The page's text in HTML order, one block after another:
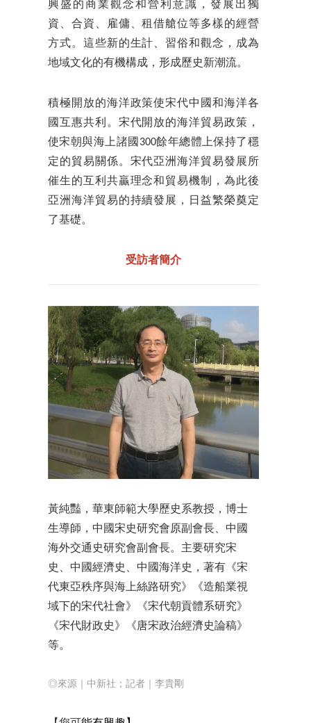
興盛的商業觀念和營利意識，發展出獨
資、合資、雇傭、租借艙位等多樣的經營
方式。這些新的生計、習俗和觀念，成為
地域文化的有機構成，形成歷史新潮流。
積極開放的海洋政策使宋代中國和海洋各
國互惠共利。宋代開放的海洋貿易政策，
使宋朝與海上諸國300餘年總體上保持了穩
定的貿易關係。宋代亞洲海洋貿易發展所
催生的互利共贏理念和貿易機制，為此後
亞洲海洋貿易的持續發展，日益繁榮奠定
了基礎。
受訪者簡介
黃純豔，華東師範大學歷史系教授，博士
生導師，中國宋史研究會原副會長、中國
海外交通史研究會副會長。主要研究宋
史、中國經濟史、中國海洋史，著有《宋
代東亞秩序與海上絲路研究》《造船業視
域下的宋代社會》《宋代朝貢體系研究》
《宋代財政史》《唐宋政治經濟史論稿》
等。
◎來源｜中新社；記者｜李貴剛